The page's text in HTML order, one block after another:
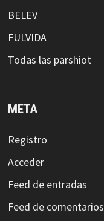
BELEV
FULVIDA
Todas las parshiot
META
Registro
Acceder
Feed de entradas
Feed de comentarios